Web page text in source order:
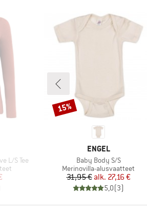
L/S Tee
hinta
MERKKI
ENGEL
Tuote
Baby Body S/S
Tuoteryhmä
Merinovilla-alusvaatteet
Hinta
31,95 € Alennettu hinta
alk. 27,16 €
5,0(3)
Alennus
15%